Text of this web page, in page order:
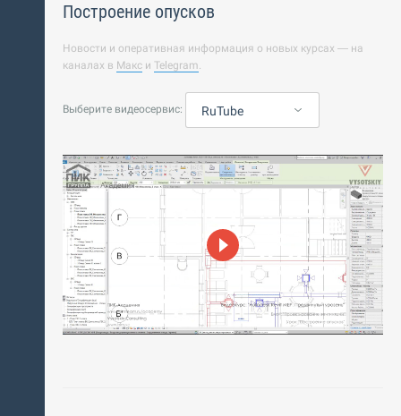
Построение опусков
Новости и оперативная информация о новых курсах — на
каналах в Макс и Telegram.
Выберите видеосервис: RuTube